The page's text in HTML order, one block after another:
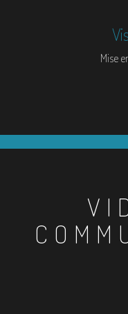
Mise